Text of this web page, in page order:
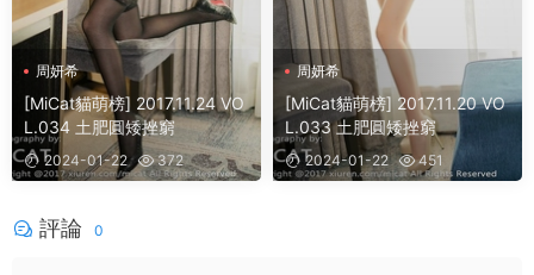
周妍希
[MiCat貓萌榜] 2017.11.24 VO
L.034 土肥圓矮挫窮
2024-01-22 372
周妍希
[MiCat貓萌榜] 2017.11.20 VO
L.033 土肥圓矮挫窮
2024-01-22 451
評論 0